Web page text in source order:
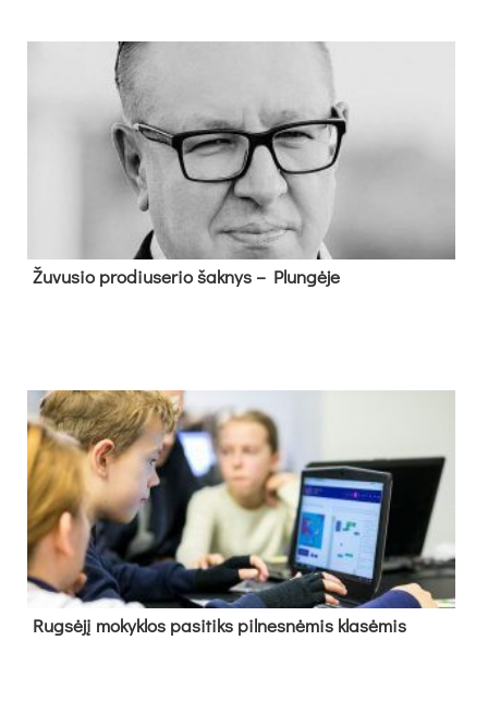
Žu­vu­sio pro­diu­se­rio šak­nys – Plun­gė­je
Rug­sė­jį mo­kyk­los pa­si­tiks pil­nes­nė­mis kla­sė­mis